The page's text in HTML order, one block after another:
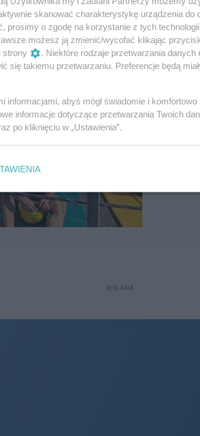
132 / 170
REKLAMA
skanować charakterystykę urządzenia do
prosimy o zgodę na korzystanie z tych
możesz ją zmienić/wycofać klikając
strony
. Niektóre rodzaje przetwarzania
się takiemu przetwarzaniu. Preferencje będą
informacjami, abyś mógł świadomie i
informacje dotyczące przetwarzania Twoich
po kliknięciu w „Ustawienia”.